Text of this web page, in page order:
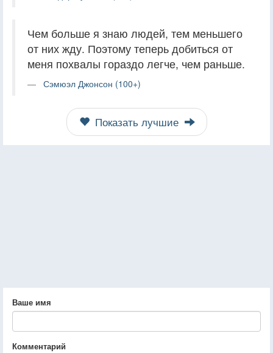
Чем больше я знаю людей, тем меньшего
от них жду. Поэтому теперь добиться от
меня похвалы гораздо легче, чем раньше.
Сэмюэл Джонсон (100+)
Показать лучшие
Ваше имя
Комментарий